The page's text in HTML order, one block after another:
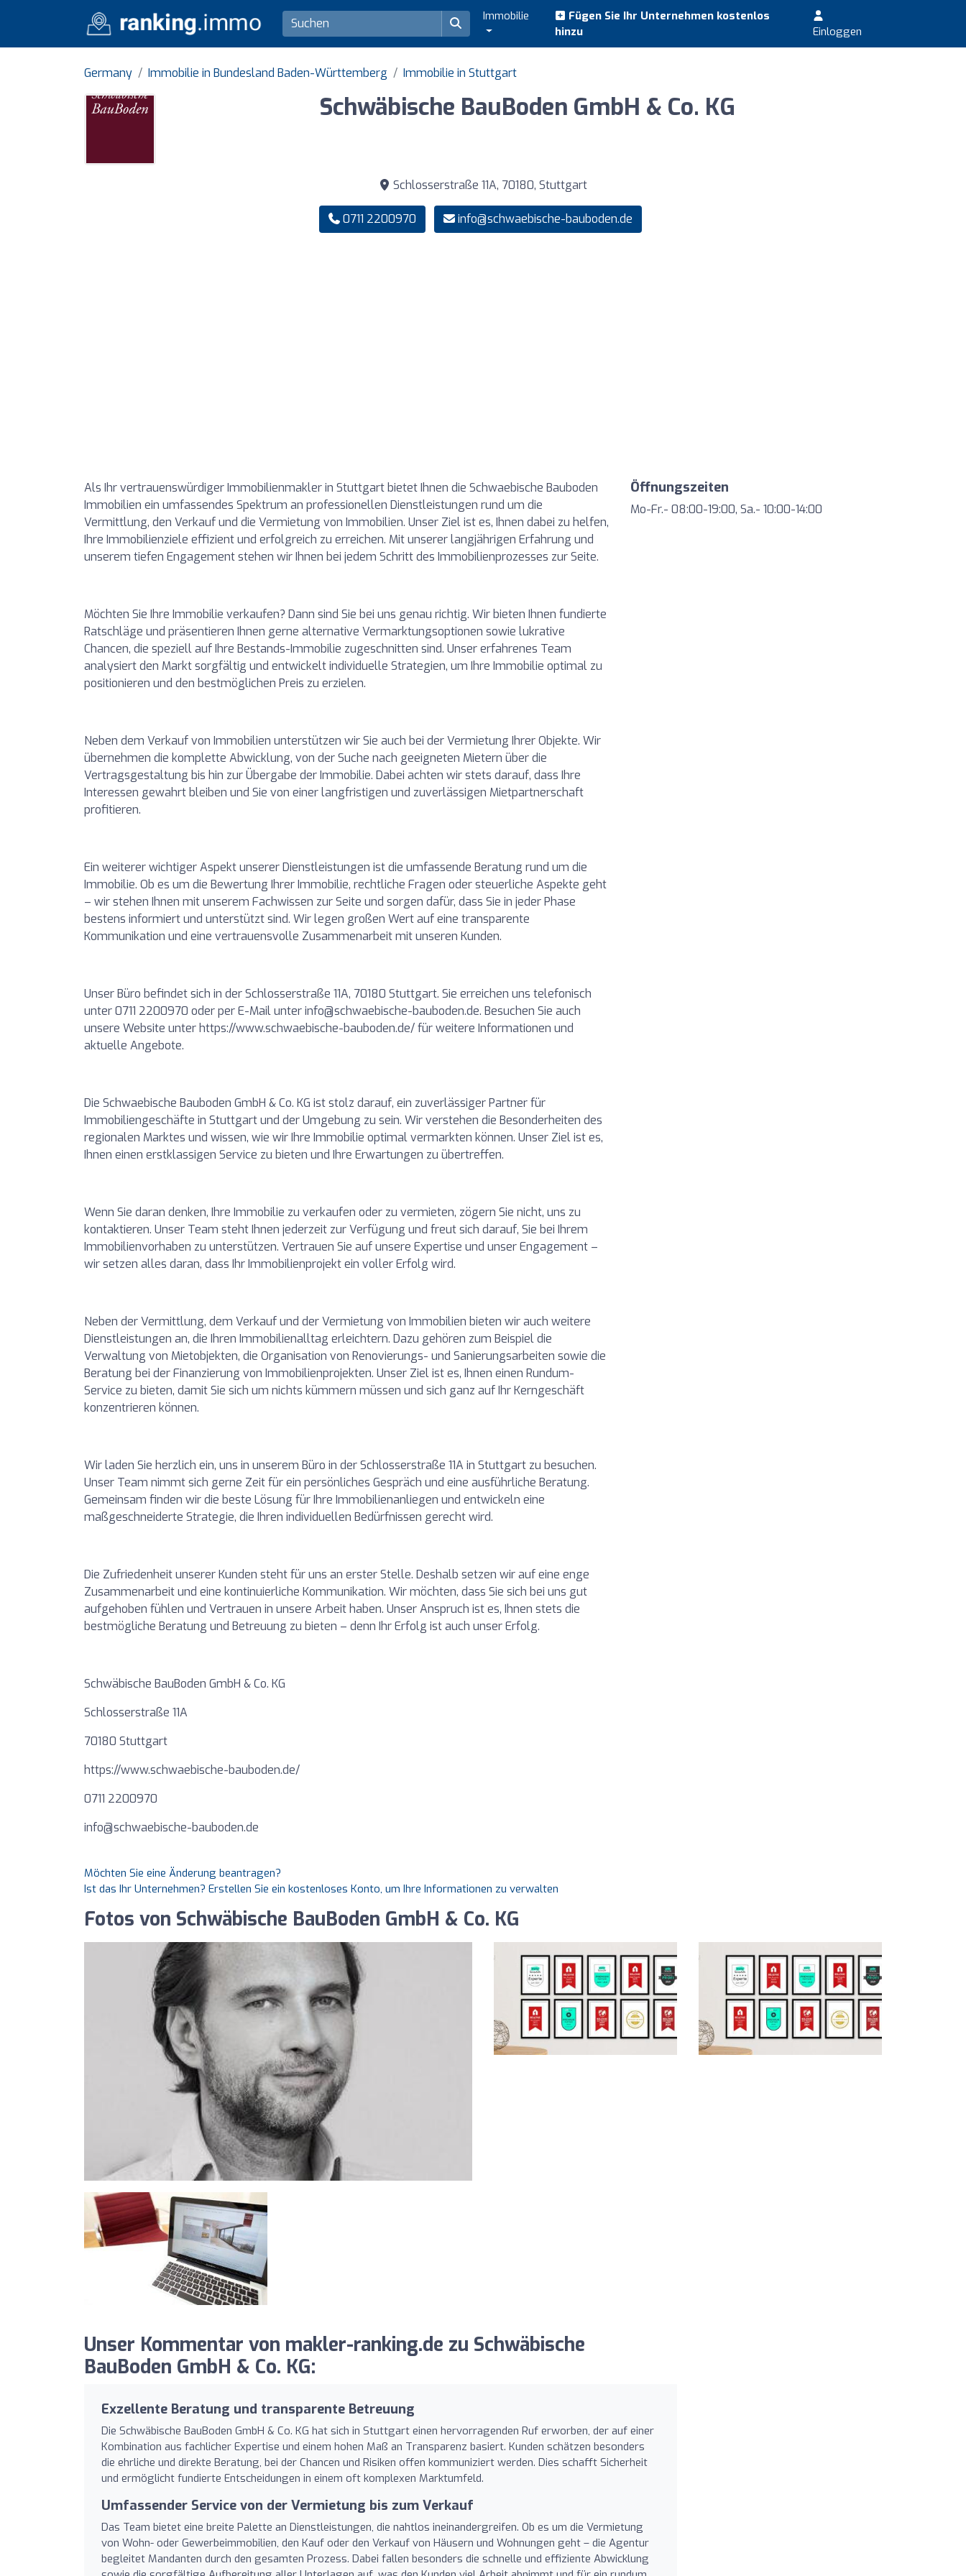
Immobilie
Fügen Sie Ihr Unternehmen kostenlos
hinzu
Einloggen
Germany Immobilie in Bundesland Baden-Württemberg Immobilie in Stuttgart
Schwäbische BauBoden GmbH & Co. KG
Schlosserstraße 11A, 70180, Stuttgart
0711 2200970 info@schwaebische-bauboden.de
Als Ihr vertrauenswürdiger Immobilienmakler in Stuttgart bietet Ihnen die Schwaebische Bauboden
Immobilien ein umfassendes Spektrum an professionellen Dienstleistungen rund um die
Vermittlung, den Verkauf und die Vermietung von Immobilien. Unser Ziel ist es, Ihnen dabei zu helfen,
Ihre Immobilienziele effizient und erfolgreich zu erreichen. Mit unserer langjährigen Erfahrung und
unserem tiefen Engagement stehen wir Ihnen bei jedem Schritt des Immobilienprozesses zur Seite.
Möchten Sie Ihre Immobilie verkaufen? Dann sind Sie bei uns genau richtig. Wir bieten Ihnen fundierte
Ratschläge und präsentieren Ihnen gerne alternative Vermarktungsoptionen sowie lukrative
Chancen, die speziell auf Ihre Bestands-Immobilie zugeschnitten sind. Unser erfahrenes Team
analysiert den Markt sorgfältig und entwickelt individuelle Strategien, um Ihre Immobilie optimal zu
positionieren und den bestmöglichen Preis zu erzielen.
Neben dem Verkauf von Immobilien unterstützen wir Sie auch bei der Vermietung Ihrer Objekte. Wir
übernehmen die komplette Abwicklung, von der Suche nach geeigneten Mietern über die
Vertragsgestaltung bis hin zur Übergabe der Immobilie. Dabei achten wir stets darauf, dass Ihre
Interessen gewahrt bleiben und Sie von einer langfristigen und zuverlässigen Mietpartnerschaft
profitieren.
Ein weiterer wichtiger Aspekt unserer Dienstleistungen ist die umfassende Beratung rund um die
Immobilie. Ob es um die Bewertung Ihrer Immobilie, rechtliche Fragen oder steuerliche Aspekte geht
– wir stehen Ihnen mit unserem Fachwissen zur Seite und sorgen dafür, dass Sie in jeder Phase
bestens informiert und unterstützt sind. Wir legen großen Wert auf eine transparente
Kommunikation und eine vertrauensvolle Zusammenarbeit mit unseren Kunden.
Unser Büro befindet sich in der Schlosserstraße 11A, 70180 Stuttgart. Sie erreichen uns telefonisch
unter 0711 2200970 oder per E-Mail unterinfo@schwaebische-bauboden.de. Besuchen Sie auch
unsere Website unter https://www.schwaebische-bauboden.de/ für weitere Informationen und
aktuelle Angebote.
Die Schwaebische Bauboden GmbH & Co. KG ist stolz darauf, ein zuverlässiger Partner für
Immobiliengeschäfte in Stuttgart und der Umgebung zu sein. Wir verstehen die Besonderheiten des
regionalen Marktes und wissen, wie wir Ihre Immobilie optimal vermarkten können. Unser Ziel ist es,
Ihnen einen erstklassigen Service zu bieten und Ihre Erwartungen zu übertreffen.
Wenn Sie daran denken, Ihre Immobilie zu verkaufen oder zu vermieten, zögern Sie nicht, uns zu
kontaktieren. Unser Team steht Ihnen jederzeit zur Verfügung und freut sich darauf, Sie bei Ihrem
Immobilienvorhaben zu unterstützen. Vertrauen Sie auf unsere Expertise und unser Engagement –
wir setzen alles daran, dass Ihr Immobilienprojekt ein voller Erfolg wird.
Neben der Vermittlung, dem Verkauf und der Vermietung von Immobilien bieten wir auch weitere
Dienstleistungen an, die Ihren Immobilienalltag erleichtern. Dazu gehören zum Beispiel die
Verwaltung von Mietobjekten, die Organisation von Renovierungs- und Sanierungsarbeiten sowie die
Beratung bei der Finanzierung von Immobilienprojekten. Unser Ziel ist es, Ihnen einen Rundum-
Service zu bieten, damit Sie sich um nichts kümmern müssen und sich ganz auf Ihr Kerngeschäft
konzentrieren können.
Wir laden Sie herzlich ein, uns in unserem Büro in der Schlosserstraße 11A in Stuttgart zu besuchen.
Unser Team nimmt sich gerne Zeit für ein persönliches Gespräch und eine ausführliche Beratung.
Gemeinsam finden wir die beste Lösung für Ihre Immobilienanliegen und entwickeln eine
maßgeschneiderte Strategie, die Ihren individuellen Bedürfnissen gerecht wird.
Die Zufriedenheit unserer Kunden steht für uns an erster Stelle. Deshalb setzen wir auf eine enge
Zusammenarbeit und eine kontinuierliche Kommunikation. Wir möchten, dass Sie sich bei uns gut
aufgehoben fühlen und Vertrauen in unsere Arbeit haben. Unser Anspruch ist es, Ihnen stets die
bestmögliche Beratung und Betreuung zu bieten – denn Ihr Erfolg ist auch unser Erfolg.
Schwäbische BauBoden GmbH & Co. KG
Schlosserstraße 11A
70180 Stuttgart
https://www.schwaebische-bauboden.de/
0711 2200970
info@schwaebische-bauboden.de
Öffnungszeiten
Mo-Fr.- 08:00-19:00, Sa.- 10:00-14:00
Möchten Sie eine Änderung beantragen?
Ist das Ihr Unternehmen? Erstellen Sie ein kostenloses Konto, um Ihre Informationen zu verwalten
Fotos von Schwäbische BauBoden GmbH & Co. KG
Unser Kommentar von makler-ranking.de zu Schwäbische
BauBoden GmbH & Co. KG:
Exzellente Beratung und transparente Betreuung
Die Schwäbische BauBoden GmbH & Co. KG hat sich in Stuttgart einen hervorragenden Ruf erworben, der auf einer
Kombination aus fachlicher Expertise und einem hohen Maß an Transparenz basiert. Kunden schätzen besonders
die ehrliche und direkte Beratung, bei der Chancen und Risiken offen kommuniziert werden. Dies schafft Sicherheit
und ermöglicht fundierte Entscheidungen in einem oft komplexen Marktumfeld.
Umfassender Service von der Vermietung bis zum Verkauf
Das Team bietet eine breite Palette an Dienstleistungen, die nahtlos ineinandergreifen. Ob es um die Vermietung
von Wohn- oder Gewerbeimmobilien, den Kauf oder den Verkauf von Häusern und Wohnungen geht – die Agentur
begleitet Mandanten durch den gesamten Prozess. Dabei fallen besonders die schnelle und effiziente Abwicklung